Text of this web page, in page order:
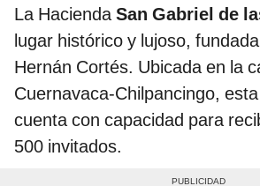
La HaciendaSan Gabriel de
lugar histórico y lujoso,
Hernán Cortés. Ubicada en la
Cuernavaca-Chilpancingo,
cuenta con capacidad para
500 invitados.